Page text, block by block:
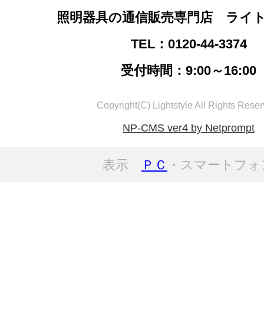
照明器具の通信販売専門店 ライ
TEL：0120-44-3374
受付時間：9:00～16:00
Copyright(C) Lightstyle All Rights
NP-CMS ver4 by Netprompt
表示 ＰＣ ・スマートフ